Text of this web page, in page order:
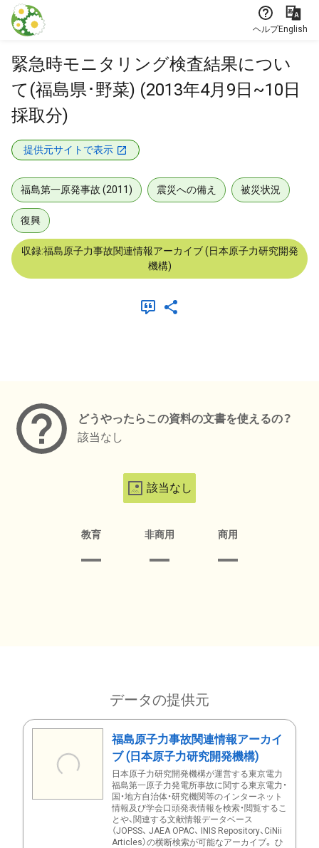
本文に飛ぶ
ヘルプEnglish
緊急時モニタリング検査結果につい
て(福島県･野菜) (2013年4月9日~10日
採取分)
提供元サイトで表示
福島第一原発事故 (2011) 震災への備え 被災状況
復興
収録:福島原子力事故関連情報アーカイブ (日本原子力研究開発
機構)
どうやったらこの資料の文書を使えるの？
該当なし
該当なし
教育 非商用 商用
データの提供元
福島原子力事故関連情報アーカイ
ブ (日本原子力研究開発機構)
日本原子力研究開発機構が運営する東京電力
福島第一原子力発電所事故に関する東京電力・
国・地方自治体・研究機関等のインターネット
情報及び学会口頭発表情報を検索・閲覧するこ
とや、関連する文献情報データベース
（JOPSS、 JAEA OPAC、 INIS Repository、CiNii
Articles）の横断検索が可能なアーカイブ。 ひ